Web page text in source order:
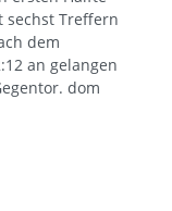
sechst Treffern
dem
an gelangen
dom